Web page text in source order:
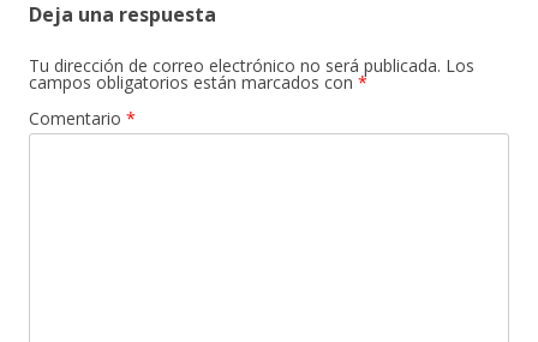
Deja una respuesta
Tu dirección de correo electrónico no será publicada. Los
campos obligatorios están marcados con *
Comentario *